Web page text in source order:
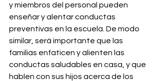
y miembros del personal pueden
enseñar y alentar conductas
preventivas en la escuela. De modo
similar, será importante que las
familias enfaticen y alienten las
conductas saludables en casa, y que
hablen con sus hijos acerca de los